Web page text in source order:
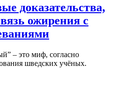
доказательства,
ожирения с
– это миф, согласно
шведских учёных.